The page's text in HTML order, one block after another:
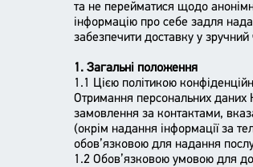
та не перейматися щодо
інформацію про себе задля
забезпечити доставку у
1. Загальні положення
1.1 Цією політикою
Отримання персональних даних
замовлення за контактами,
(окрім надання інформації за
обов’язковою для надання
1.2 Обов’язковою умовою для